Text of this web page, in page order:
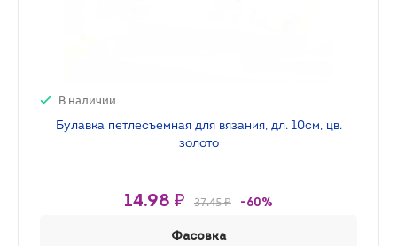
В наличии
Булавка петлесъемная для вязания, дл. 10cм, цв.
золото
14.98 ₽ 37.45 ₽ -60%
Фасовка